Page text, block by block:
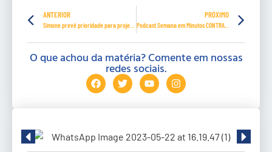
ANTERIOR PRÓXIMO
Podcast Semana em Minutos CONTRATUH- Episódio 20
O que achou da matéria? Comente em nossas
redes sociais.